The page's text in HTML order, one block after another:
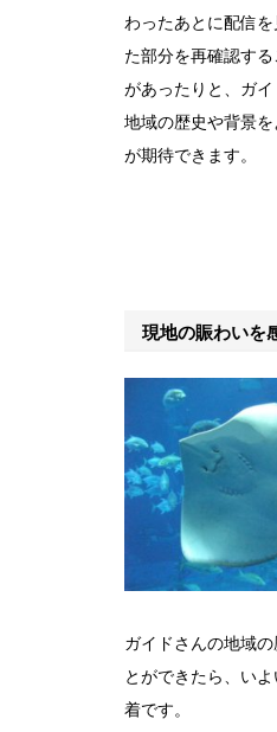
わったあとに配信
た部分を再確認す
があったりと、ガ
地域の歴史や背景
が期待できます。
現地の賑わいを
ガイドさんの地域
とができたら、い
着です。